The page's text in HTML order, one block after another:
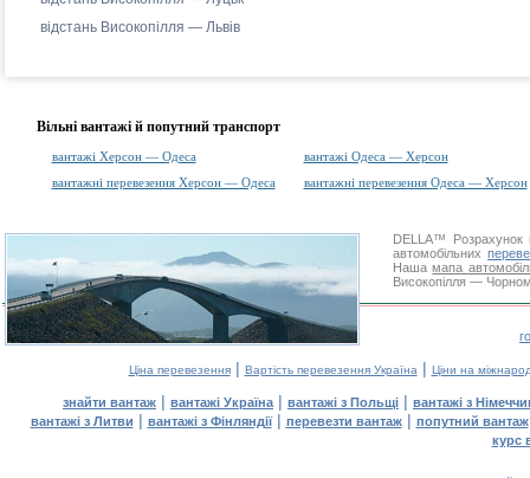
відстань Високопілля — Львів
Вільні вантажі й попутний транспорт
вантажі Херсон — Одеса
вантажі Одеса — Херсон
вантажні перевезення Херсон — Одеса
вантажні перевезення Одеса — Херсон
DELLA™
Розрахунок
автомобільних
Нашамапа
Високопілля —
Ціна перевезення| Вартість перевезення Україна | Ціни на
знайти вантаж | вантажі Україна | вантажі з Польщі | вантажі з
вантажі з Литви | вантажі з Фінляндії| перевезти вантаж| попутний вантаж
курс